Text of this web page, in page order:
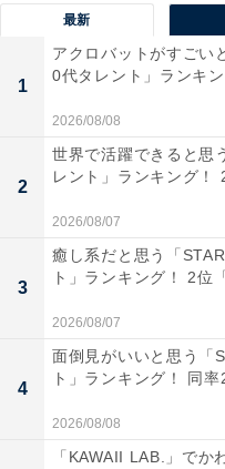
1位：木村拓哉
最新
1
アクロバットがすごい
0代タレント」ランキ
2026/08/08
2
世界で活躍できると思
レント」ランキング！
2026/08/07
3
癒し系だと思う「
ト」ランキング！ 2位
2026/08/07
4
面倒見がいいと思う「
ト」ランキング！ 同率
2026/08/08
「KAWAII LAB.」でか